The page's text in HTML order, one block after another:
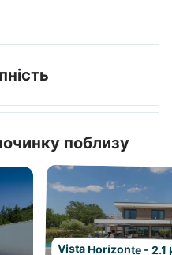
поблизу
Vista Horizonte - 2.1